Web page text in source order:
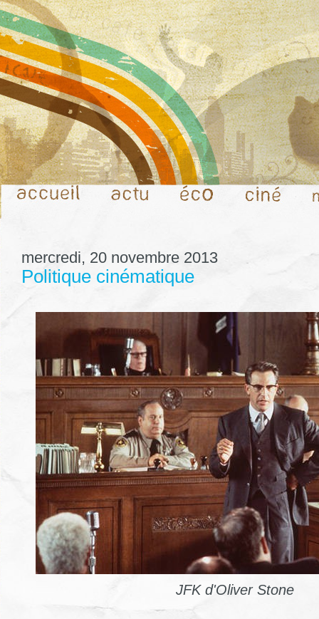
mercredi, 20 novembre 2013
Politique cinématique
JFK d'Oliver Stone